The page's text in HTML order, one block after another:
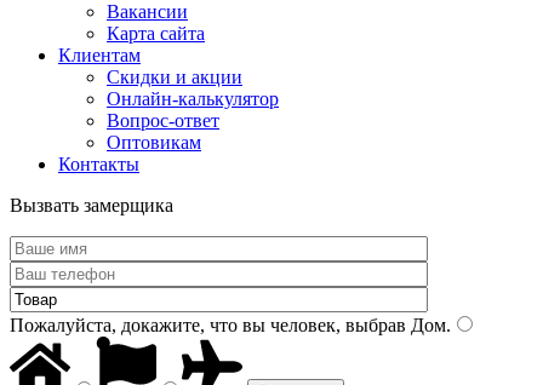
Вакансии
Карта сайта
Клиентам
Скидки и акции
Онлайн-калькулятор
Вопрос-ответ
Оптовикам
Контакты
Вызвать замерщика
Пожалуйста, докажите, что вы человек, выбрав Дом.